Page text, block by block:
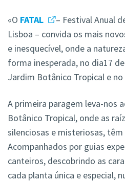
«O FATAL
– Festival Anual
Lisboa – convida os mais
e inesquecível, onde a
forma inesperada, no dia17
Jardim Botânico Tropical e no
A primeira paragem leva-nos
Botânico Tropical, onde as
silenciosas e misteriosas,
Acompanhados por guias
canteiros, descobrindo as
cada planta única e especial,